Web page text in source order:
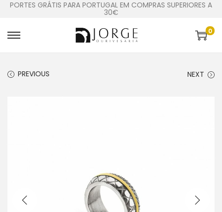
PORTES GRÁTIS PARA PORTUGAL EM COMPRAS SUPERIORES A
30€
0
PREVIOUS NEXT